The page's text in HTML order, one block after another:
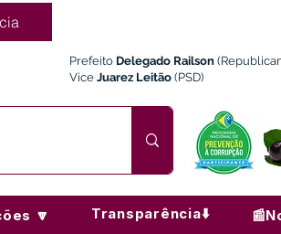
Prefeito Delegado Railson
Vice Juarez Leitão (PSD)
🔽 Transparência⬇️